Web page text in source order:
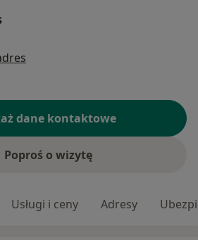
dane kontaktowe
Poproś o wizytę
Usługi i ceny Adresy